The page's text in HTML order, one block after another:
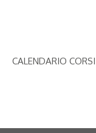
CALENDARIO